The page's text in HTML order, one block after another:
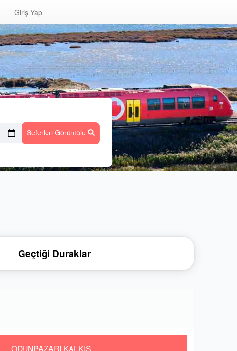
Giriş Yap
Seferleri Görüntüle
Geçtiği Duraklar
ODUNPAZARI KALKIŞ